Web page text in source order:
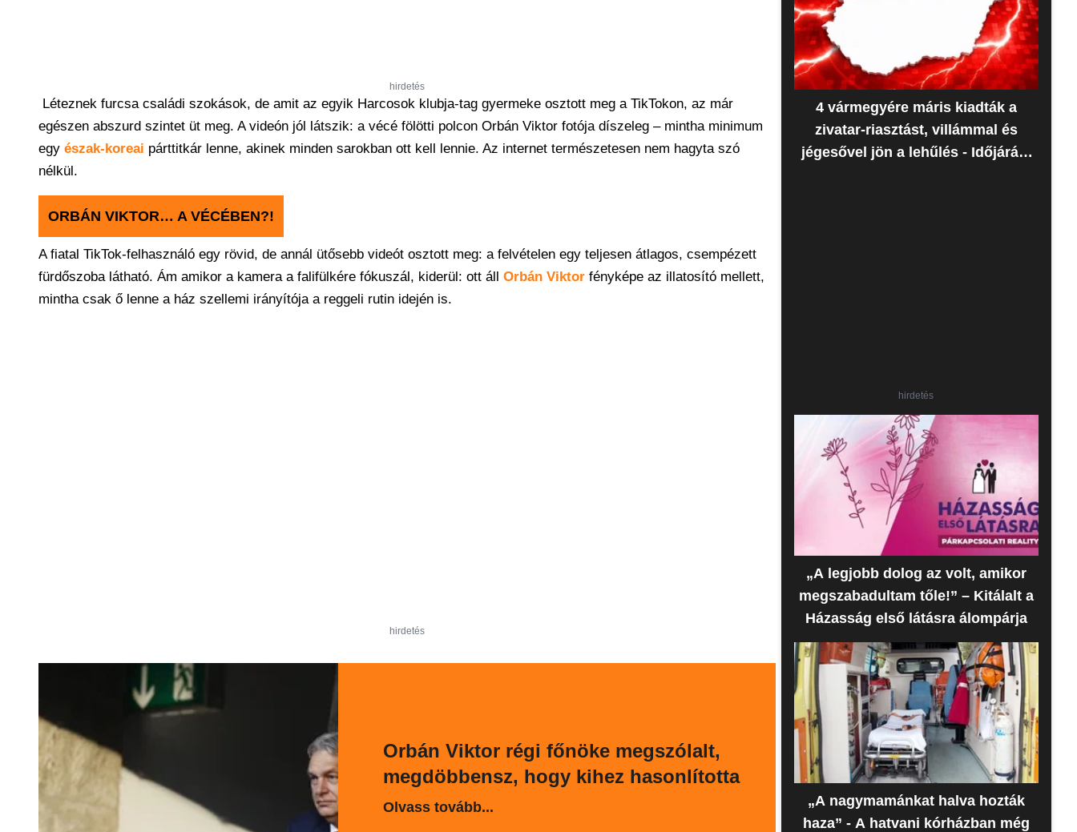
hirdetés
Léteznek furcsa családi szokások, de amit az egyik Harcosok klubja-tag gyermeke osztott meg a TikTokon, az már
egészen abszurd szintet üt meg. A videón jól látszik: a vécé fölötti polcon Orbán Viktor fotója díszeleg – mintha minimum
egy észak-koreai párttitkár lenne, akinek minden sarokban ott kell lennie. Az internet természetesen nem hagyta szó
nélkül.
ORBÁN VIKTOR… A VÉCÉBEN?!
A fiatal TikTok-felhasználó egy rövid, de annál ütősebb videót osztott meg: a felvételen egy teljesen átlagos, csempézett
fürdőszoba látható. Ám amikor a kamera a falifülkére fókuszál, kiderül: ott áll Orbán Viktor fényképe az illatosító mellett,
mintha csak ő lenne a ház szellemi irányítója a reggeli rutin idején is.
hirdetés
Orbán Viktor régi főnöke megszólalt,
megdöbbensz, hogy kihez hasonlította
Olvass tovább...
4 vármegyére máris kiadták a
zivatar-riasztást, villámmal és
jégesővel jön a lehűlés - Időjárás-
hirdetés
„A legjobb dolog az volt, amikor
megszabadultam tőle!” – Kitálalt a
Házasság első látásra álompárja
„A nagymamánkat halva hozták
haza” - A hatvani kórházban még